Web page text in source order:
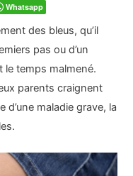
Whatsapp
des bleus, qu’il
pas ou d’un
le temps malmené.
parents craignent
maladie grave, la